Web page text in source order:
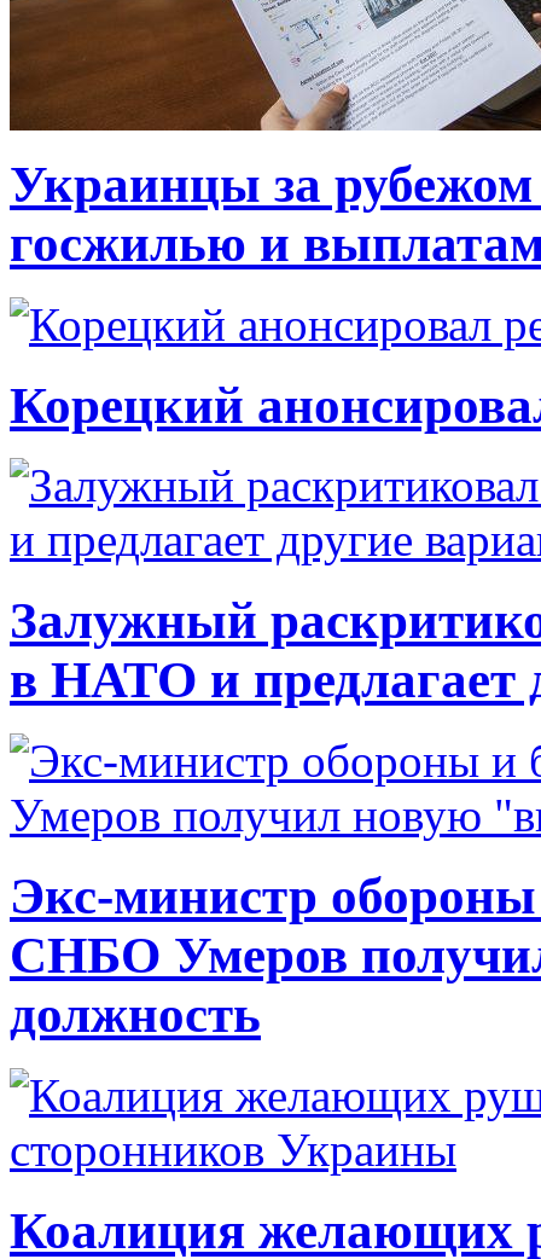
Украинцы за рубежом
госжилью и
Корецкий
Залужный
в НАТО и предлагает
Экс-министр
СНБО Умеров
должность
Коалиция желающих